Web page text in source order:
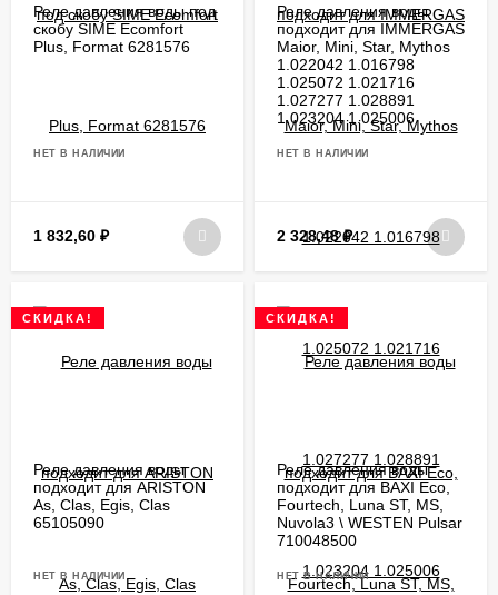
Реле давления воды под
скобу SIME Ecomfort
Plus, Format 6281576
НЕТ В НАЛИЧИИ
1 832,60 ₽
Реле давления воды
подходит для IMMERGAS
Maior, Mini, Star, Mythos
1.022042 1.016798
1.025072 1.021716
1.027277 1.028891
1.023204 1.025006
НЕТ В НАЛИЧИИ
2 328,48₽
СКИДКА!
Реле давления воды
подходит для ARISTON
As, Clas, Egis, Clas
65105090
НЕТ В НАЛИЧИИ
СКИДКА!
Реле давления воды
подходит для BAXI Eco,
Fourtech, Luna ST, MS,
Nuvola3 \ WESTEN Pulsar
710048500
НЕТ В НАЛИЧИИ